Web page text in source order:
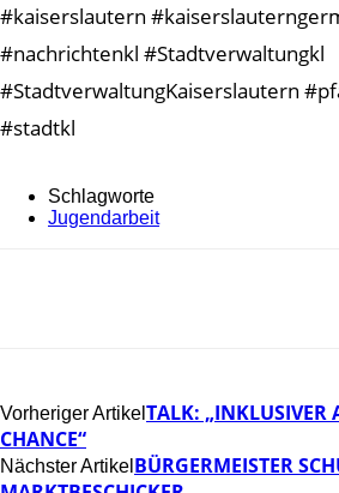
#kaiserslautern
#nachrichtenkl #Stadtverwaltungkl
#StadtverwaltungKaiserslautern
#stadtkl
Schlagworte
Jugendarbeit
Vorheriger Artikel TALK: „INKLUSIVER
CHANCE“
Nächster Artikel BÜRGERMEISTER